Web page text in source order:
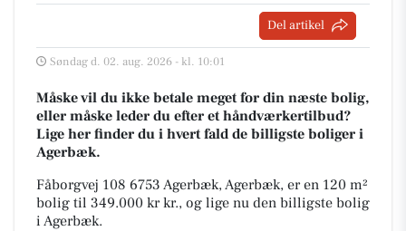
Del artikel
Søndag d. 02. aug. 2026 - kl. 10:01
Måske vil du ikke betale meget for din næste bolig,
eller måske leder du efter et håndværkertilbud?
Lige her finder du i hvert fald de billigste boliger i
Agerbæk.
Fåborgvej 108 6753 Agerbæk, Agerbæk, er en 120 m²
bolig til 349.000 kr kr., og lige nu den billigste bolig
i Agerbæk.